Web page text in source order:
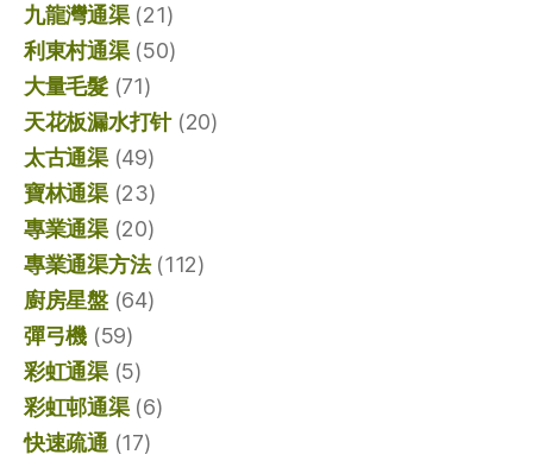
九龍灣通渠(21)
利東村通渠(50)
大量毛髮(71)
天花板漏水打针(20)
太古通渠(49)
寶林通渠(23)
專業通渠(20)
專業通渠方法(112)
廚房星盤(64)
彈弓機 (59)
彩虹通渠(5)
彩虹邨通渠(6)
快速疏通 (17)